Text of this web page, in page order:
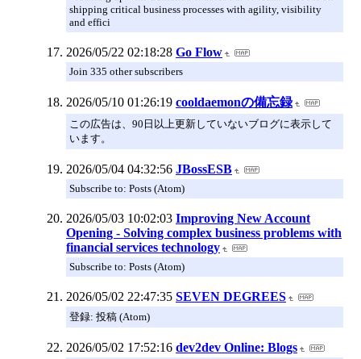
shipping critical business processes with agility, visibility
and effici
2026/05/22 02:18:28 Go Flow
Join 335 other subscribers
2026/05/10 01:26:19 cooldaemonの備忘録
この広告は、90日以上更新していないブログに表示して
います。
2026/05/04 04:32:56 JBossESB
Subscribe to: Posts (Atom)
2026/05/03 10:02:03 Improving New Account
Opening - Solving complex business problems with
financial services technology
Subscribe to: Posts (Atom)
2026/05/02 22:47:35 SEVEN DEGREES
登録: 投稿 (Atom)
2026/05/02 17:52:16 dev2dev Online: Blogs